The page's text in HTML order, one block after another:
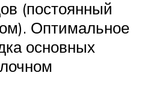
(постоянный
Оптимальное
основных